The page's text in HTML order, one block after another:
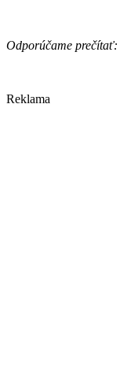
Odporúčame prečítať:
Reklama